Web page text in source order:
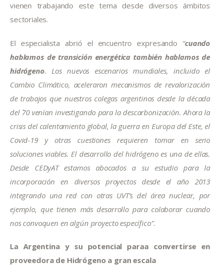
vienen trabajando este tema desde diversos ámbitos
sectoriales.
El especialista abrió el encuentro expresando “cuando
hablamos de transición energética también hablamos de
hidrógeno. Los nuevos escenarios mundiales, incluido el
Cambio Climático, aceleraron mecanismos de revalorización
de trabajos que nuestros colegas argentinos desde la década
del ´70 venían investigando para la descarbonización. Ahora la
crisis del calentamiento global, la guerra en Europa del Este, el
Covid-19 y otras cuestiones requieren tomar en serio
soluciones viables. El desarrollo del hidrógeno es una de ellas.
Desde CEDyAT estamos abocados a su estudio para la
incorporación en diversos proyectos desde el año 2013
integrando una red con otras UVT’s del área nuclear, por
ejemplo, que tienen más desarrollo para colaborar cuando
nos convoquen en algún proyecto específico”.
La Argentina y su potencial paraa convertirse en
proveedora de Hidrógeno a gran escala